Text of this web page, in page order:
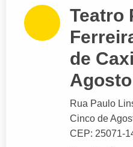
Teatro
de
Agosto
Rua Paulo
Cinco de
CEP: 25071-